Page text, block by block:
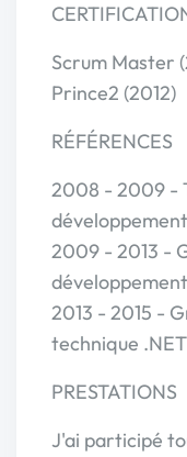
Scrum Master
Prince2 (2012)
RÉFÉRENCES
2008 - 2009 -
2009 - 2013 -
2013 - 2015 -
technique .NET
PRESTATIONS
J'ai participé